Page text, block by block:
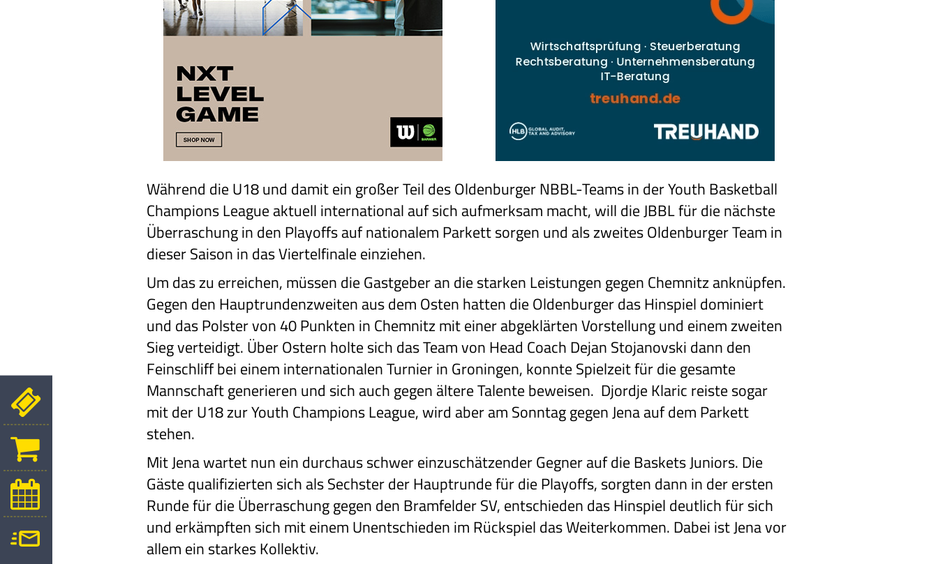
Während die U18 und damit ein großer Teil des Oldenburger NBBL-Teams in der Youth Basketball
Champions League aktuell international auf sich aufmerksam macht, will die JBBL für die nächste
Überraschung in den Playoffs auf nationalem Parkett sorgen und als zweites Oldenburger Team in
dieser Saison in das Viertelfinale einziehen.
Um das zu erreichen, müssen die Gastgeber an die starken Leistungen gegen Chemnitz anknüpfen.
Gegen den Hauptrundenzweiten aus dem Osten hatten die Oldenburger das Hinspiel dominiert
und das Polster von 40 Punkten in Chemnitz mit einer abgeklärten Vorstellung und einem zweiten
Sieg verteidigt. Über Ostern holte sich das Team von Head Coach Dejan Stojanovski dann den
Feinschliff bei einem internationalen Turnier in Groningen, konnte Spielzeit für die gesamte
Mannschaft generieren und sich auch gegen ältere Talente beweisen. Djordje Klaric reiste sogar
mit der U18 zur Youth Champions League, wird aber am Sonntag gegen Jena auf dem Parkett
stehen.
Mit Jena wartet nun ein durchaus schwer einzuschätzender Gegner auf die Baskets Juniors. Die
Gäste qualifizierten sich als Sechster der Hauptrunde für die Playoffs, sorgten dann in der ersten
Runde für die Überraschung gegen den Bramfelder SV, entschieden das Hinspiel deutlich für sich
und erkämpften sich mit einem Unentschieden im Rückspiel das Weiterkommen. Dabei ist Jena vor
allem ein starkes Kollektiv.